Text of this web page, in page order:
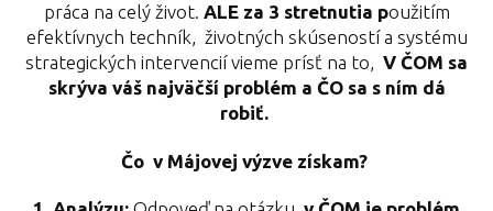
práca na celý život. ALE za 3 stretnutia použitím
efektívnych techník, životných skúseností a systému
strategických intervencií vieme prísť na to, V ČOM sa
skrýva váš najväčší problém a ČO sa s ním dá
robiť.
Čo v Májovej výzve získam?